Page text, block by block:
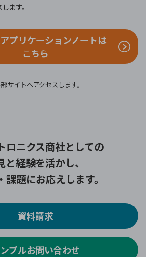
ます。
プリケーションノートは
こちら
サイトへアクセスします。
ロニクス商社としての
と経験を活かし、
課題にお応えします。
資料請求
プルお問い合わせ